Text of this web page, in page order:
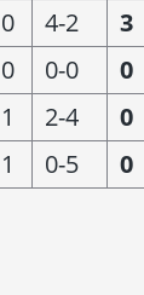
0 4-2
3
0 0-0
0
1 2-4
0
1 0-5 0